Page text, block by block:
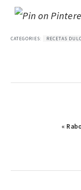
CATEGORIES: RECETAS
«